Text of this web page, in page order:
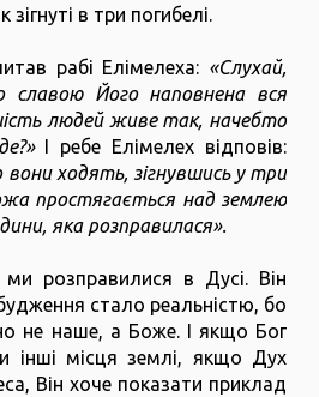
в три погибелі.
рабі Елімелеха: «Слухай,
славою Його наповнена вся
людей живе так, начебто
І ребе Елімелех відповів:
ходять, зігнувшись у три
простягається над землею
яка розправилася».
розправилися в Дусі. Він
стало реальністю, бо
не наше, а Боже. І якщо Бог
інші місця землі, якщо Дух
Він хоче показати приклад